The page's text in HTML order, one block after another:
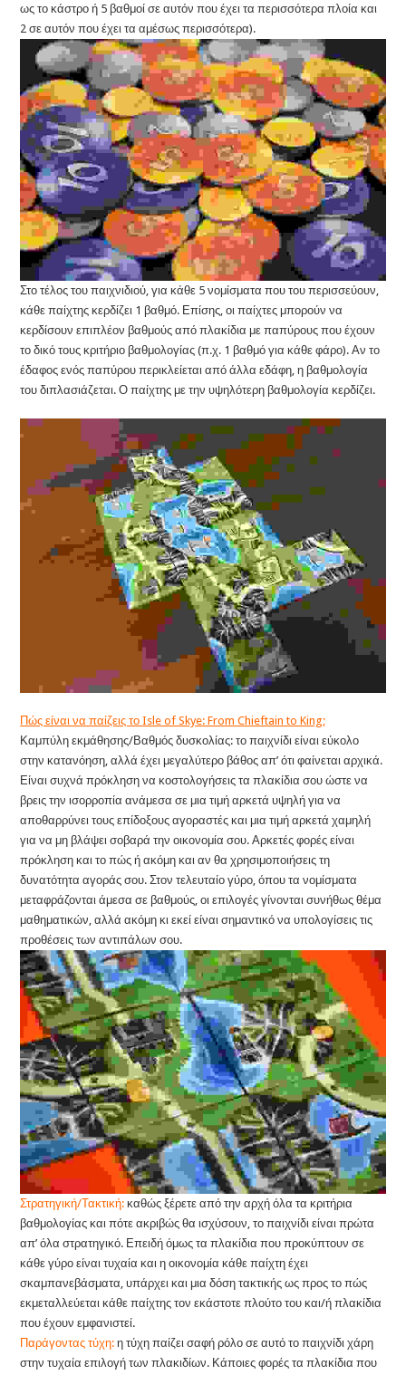
ως το κάστρο ή 5 βαθμοί σε αυτόν που έχει τα περισσότερα πλοία και
2 σε αυτόν που έχει τα αμέσως περισσότερα).
Στο τέλος του παιχνιδιού, για κάθε 5 νομίσματα που του περισσεύουν,
κάθε παίχτης κερδίζει 1 βαθμό. Επίσης, οι παίχτες μπορούν να
κερδίσουν επιπλέον βαθμούς από πλακίδια με παπύρους που έχουν
το δικό τους κριτήριο βαθμολογίας (π.χ. 1 βαθμό για κάθε φάρο). Αν το
έδαφος ενός παπύρου περικλείεται από άλλα εδάφη, η βαθμολογία
του διπλασιάζεται. Ο παίχτης με την υψηλότερη βαθμολογία κερδίζει.
Πώς είναι να παίζεις το Isle of Skye: From Chieftain to King;
Καμπύλη εκμάθησης/Βαθμός δυσκολίας: το παιχνίδι είναι εύκολο
στην κατανόηση, αλλά έχει μεγαλύτερο βάθος απ’ ότι φαίνεται αρχικά.
Είναι συχνά πρόκληση να κοστολογήσεις τα πλακίδια σου ώστε να
βρεις την ισορροπία ανάμεσα σε μια τιμή αρκετά υψηλή για να
αποθαρρύνει τους επίδοξους αγοραστές και μια τιμή αρκετά χαμηλή
για να μη βλάψει σοβαρά την οικονομία σου. Αρκετές φορές είναι
πρόκληση και το πώς ή ακόμη και αν θα χρησιμοποιήσεις τη
δυνατότητα αγοράς σου. Στον τελευταίο γύρο, όπου τα νομίσματα
μεταφράζονται άμεσα σε βαθμούς, οι επιλογές γίνονται συνήθως θέμα
μαθηματικών, αλλά ακόμη κι εκεί είναι σημαντικό να υπολογίσεις τις
προθέσεις των αντιπάλων σου.
Στρατηγική/Τακτική:καθώς ξέρετε από την αρχή όλα τα κριτήρια
βαθμολογίας και πότε ακριβώς θα ισχύσουν, το παιχνίδι είναι πρώτα
απ’ όλα στρατηγικό. Επειδή όμως τα πλακίδια που προκύπτουν σε
κάθε γύρο είναι τυχαία και η οικονομία κάθε παίχτη έχει
σκαμπανεβάσματα, υπάρχει και μια δόση τακτικής ως προς το πώς
εκμεταλλεύεται κάθε παίχτης τον εκάστοτε πλούτο του και/ή πλακίδια
που έχουν εμφανιστεί.
Παράγοντας τύχη:η τύχη παίζει σαφή ρόλο σε αυτό το παιχνίδι χάρη
στην τυχαία επιλογή των πλακιδίων. Κάποιες φορές τα πλακίδια που